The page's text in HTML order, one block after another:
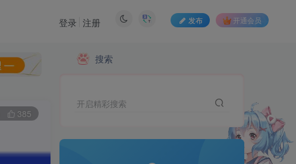
发布 开通会员
登录 注册
385
搜索
开启精彩搜索